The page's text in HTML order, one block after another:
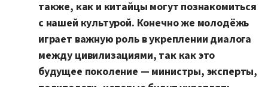
также, как и китайцы могут познакомиться
с нашей культурой. Конечно же молодёжь
играет важную роль в укреплении диалога
между цивилизациями, так как это
будущее поколение — министры, эксперты,